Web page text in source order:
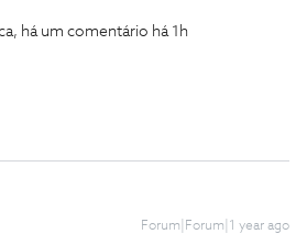
há um comentário há 1h
Forum|Forum|1 year ago